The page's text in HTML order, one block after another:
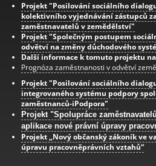
Projekt "Posilování sociálního
kolektivního vyjednávání zástupců
zaměstnavatelů v zemědělství"
Projekt "Společným postupem
odvětví na změny důchodového
Další informace k tomuto projektu
Prognóza zaměstnanosti v odvětví
Projekt "Posilování sociálního
integrovaného systému podpory
zaměstnanců-iPodpora"
Projekt "Spolupráce
aplikace nové právní úpravy
Projekt „Nový občanský zákoník ve
úpravu pracovněprávních vztahů“